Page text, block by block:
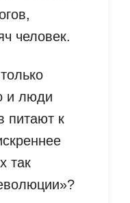
человек.
и люди
питают к
так